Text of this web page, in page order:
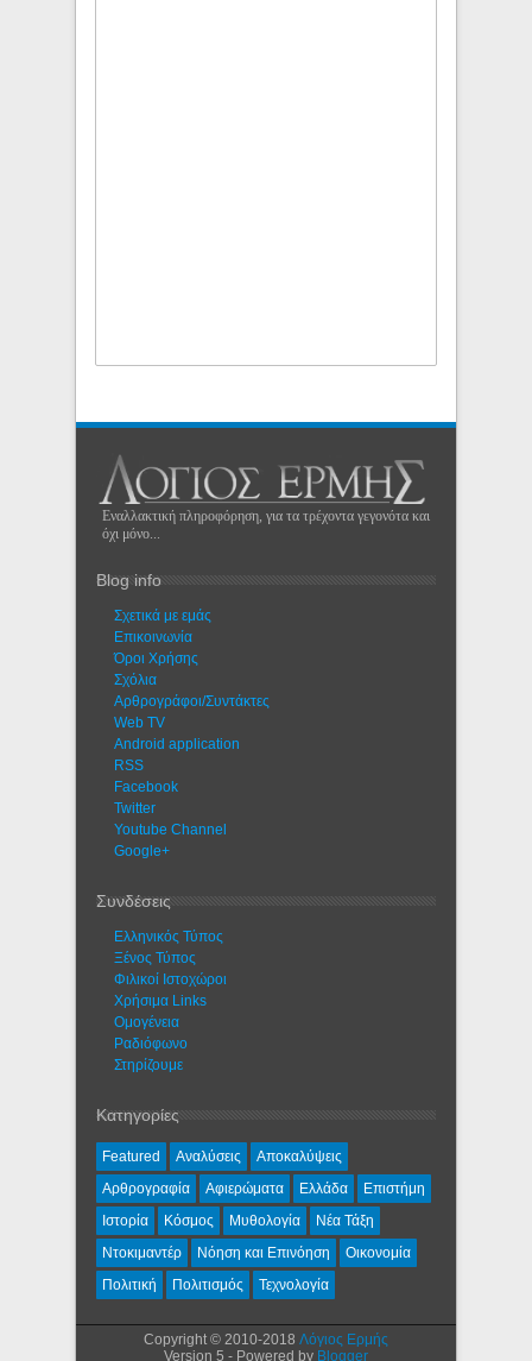
Εναλλακτική πληροφόρηση, για τα τρέχοντα γεγονότα και
όχι μόνο...
Blog info
Σχετικά με εμάς
Eπικοινωνία
Όροι Χρήσης
Σχόλια
Αρθρογράφοι/Συντάκτες
Web TV
Android application
RSS
Facebook
Twitter
Youtube Channel
Google+
Συνδέσεις
Ελληνικός Τύπος
Ξένος Τύπος
Φιλικοί Ιστοχώροι
Χρήσιμα Links
Ομογένεια
Ραδιόφωνο
Στηρίζουμε
Κατηγορίες
Featured Αναλύσεις
Αποκαλύψεις
Αρθρογραφία
Αφιερώματα Ελλάδα
Επιστήμη
Ιστορία
Κόσμος Μυθολογία
Νέα Τάξη
Ντοκιμαντέρ
Νόηση και Επινόηση
Οικονομία
Πολιτική
Πολιτισμός Τεχνολογία
Copyright © 2010-2018 Λόγιος Ερμής
Version 5 - Powered by Blogger